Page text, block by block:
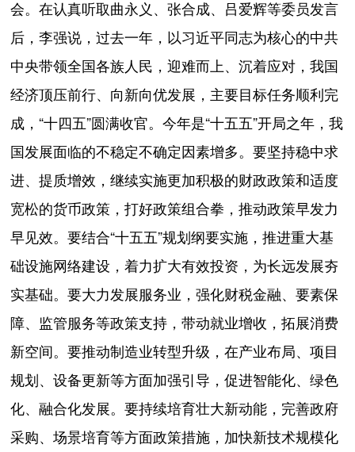
会。在认真听取曲永义、张合成、吕爱辉等委员发言
后，李强说，过去一年，以习近平同志为核心的中共
中央带领全国各族人民，迎难而上、沉着应对，我国
经济顶压前行、向新向优发展，主要目标任务顺利完
成，“十四五”圆满收官。今年是“十五五”开局之年，我
国发展面临的不稳定不确定因素增多。要坚持稳中求
进、提质增效，继续实施更加积极的财政政策和适度
宽松的货币政策，打好政策组合拳，推动政策早发力
早见效。要结合“十五五”规划纲要实施，推进重大基
础设施网络建设，着力扩大有效投资，为长远发展夯
实基础。要大力发展服务业，强化财税金融、要素保
障、监管服务等政策支持，带动就业增收，拓展消费
新空间。要推动制造业转型升级，在产业布局、项目
规划、设备更新等方面加强引导，促进智能化、绿色
化、融合化发展。要持续培育壮大新动能，完善政府
采购、场景培育等方面政策措施，加快新技术规模化